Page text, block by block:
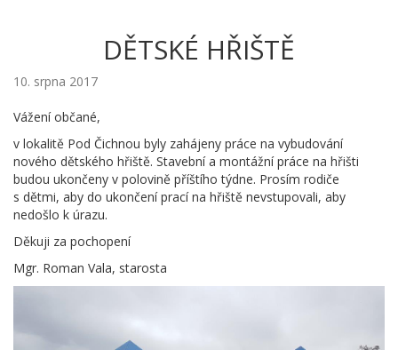
DĚTSKÉ HŘIŠTĚ
10. srpna 2017
Vážení občané,
v lokalitě Pod Čichnou byly zahájeny práce na vybudování
nového dětského hřiště. Stavební a montážní práce na hřišti
budou ukončeny v polovině příštího týdne. Prosím rodiče
s dětmi, aby do ukončení prací na hřiště nevstupovali, aby
nedošlo k úrazu.
Děkuji za pochopení
Mgr. Roman Vala, starosta